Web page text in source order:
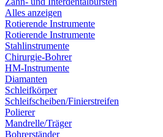
Alles anzeigen
Rotierende Instrumente
Rotierende Instrumente
Stahlinstrumente
Chirurgie-Bohrer
HM-Instrumente
Diamanten
Schleifkörper
Schleifscheiben/Finierstreifen
Polierer
Mandrelle/Träger
Bohrerständer